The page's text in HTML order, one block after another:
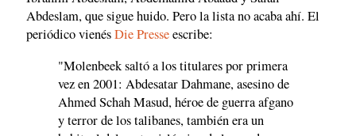
Abdeslam, que sigue huido. Pero la lista no acaba ahí. El
periódico vienésDie Presseescribe:
"Molenbeek saltó a los titulares por primera
vez en 2001: Abdesatar Dahmane, asesino de
Ahmed Schah Masud, héroe de guerra afgano
y terror de los talibanes, también era un